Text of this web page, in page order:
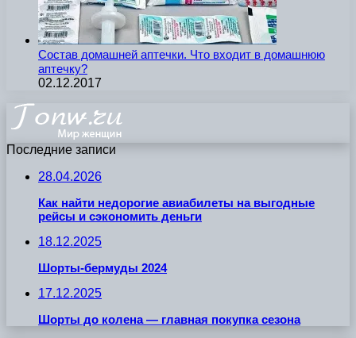
Состав домашней аптечки. Что входит в домашнюю
аптечку?
02.12.2017
Последние записи
28.04.2026
Как найти недорогие авиабилеты на выгодные
рейсы и сэкономить деньги
18.12.2025
Шорты-бермуды 2024
17.12.2025
Шорты до колена — главная покупка сезона